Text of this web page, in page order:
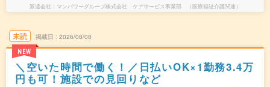
派遣会社 マンパワーグループ株式会社 ケアサービス事業部 （医療福祉介護関連）
未読
NEW
掲載日 2026/08/08
＼空いた時間で働く！／日払いOK×1勤務3.4万
円も可！施設での見回りなど